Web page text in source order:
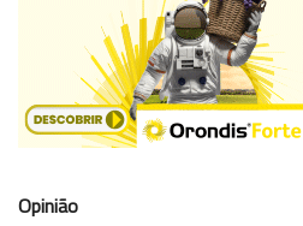
Opinião